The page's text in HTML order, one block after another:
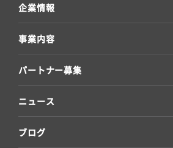
企業情報
事業内容
パートナー募集
ニュース
ブログ